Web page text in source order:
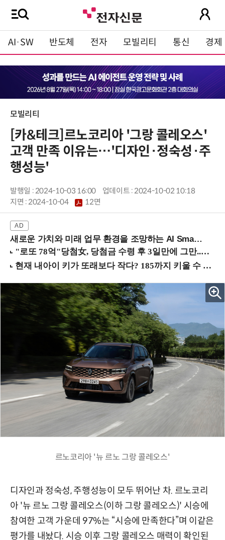
AI·SW 반도체 전자 모빌리티 통신 경제
모빌리티
[카&테크]르노코리아 '그랑 콜레오스'
고객 만족 이유는…'디자인·정숙성·주
행성능'
발행일 : 2024-10-03 16:00
업데이트 : 2024-10-02 10:18
지면 :2024-10-04 12면
새로운 가치와 미래 업무 환경을 조망하는 AI Smart Work Summit 2026 (9/11 코엑스)
르노코리아 '뉴 르노 그랑 콜레오스'
디자인과 정숙성, 주행성능이 모두 뛰어난 차. 르노코리
아 '뉴 르노 그랑 콜레오스(이하 그랑 콜레오스)' 시승에
참여한 고객 가운데 97%는 “시승에 만족한다”며 이같은
평가를 내놨다. 시승 이후 그랑 콜레오스 매력이 확인된